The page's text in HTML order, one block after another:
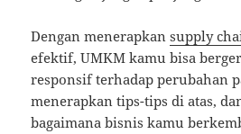
Dengan menerapkansupply
efektif, UMKM kamu bisa
responsif terhadap perubahan
menerapkan tips-tips di atas,
bagaimana bisnis kamu